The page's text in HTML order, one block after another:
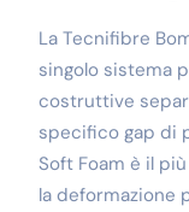
La Tecnifibre
singolo sistema
costruttive
specifico gap di
Soft Foam è il
la deformazione